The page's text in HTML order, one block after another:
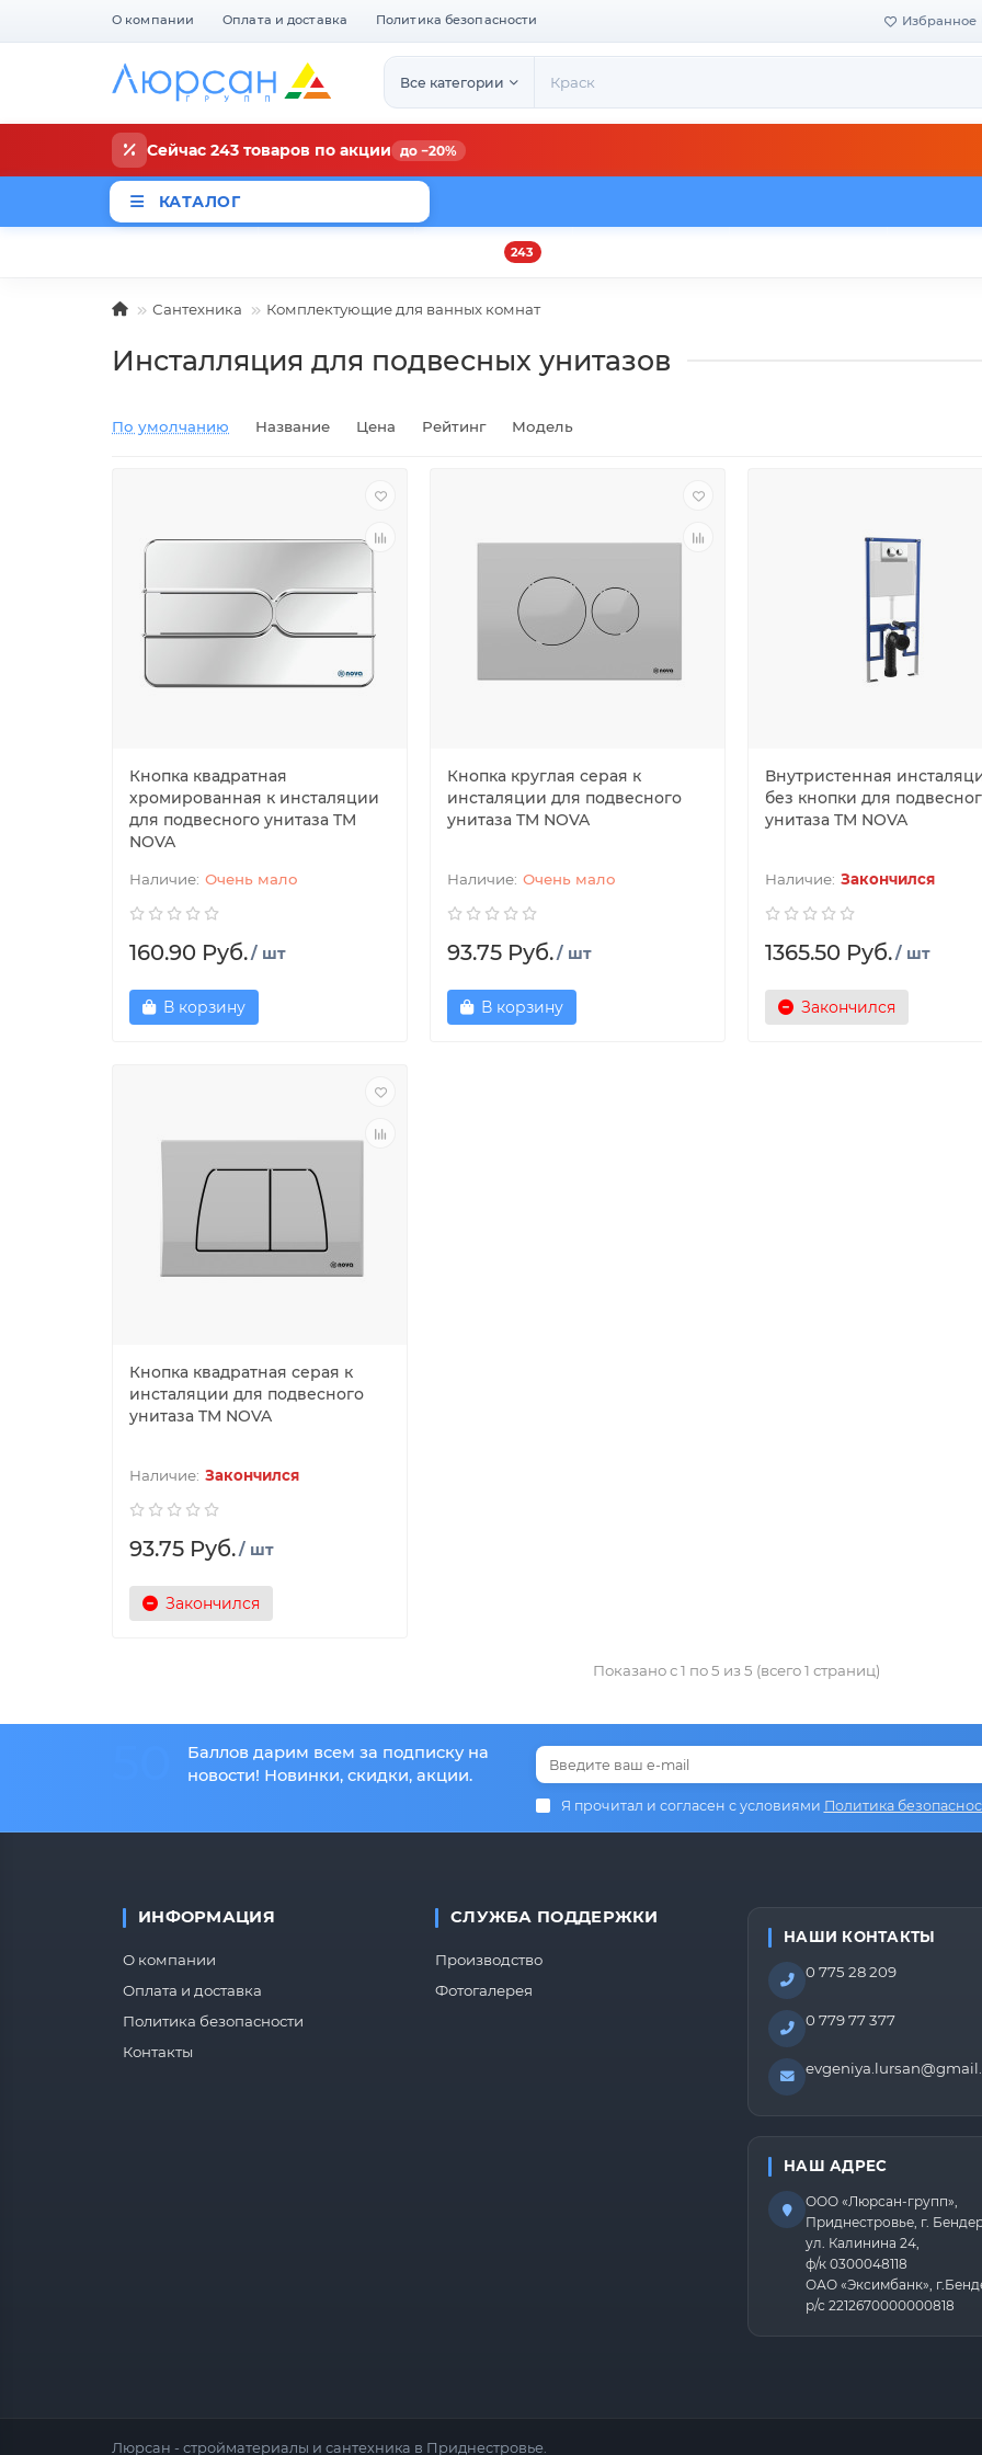
О компании Оплата и доставка Политика безопасности Избранное
Все категории
Сейчас 243 товаров по акции до −20%
КАТАЛОГ
243
Сантехника Комплектующие для ванных комнат
Инсталляция для подвесных унитазов
По умолчанию Название Цена Рейтинг Модель
Кнопка квадратная
хромированная к инсталяции
для подвесного унитаза TM
NOVA
Очень мало
160.90 Руб./ шт
В корзину
Кнопка круглая серая к
инсталяции для подвесного
унитаза TM NOVA
Очень мало
93.75 Руб./ шт
В корзину
Внутристенная
без кнопки для
унитаза TM NOVA
Закончился
1365.50 Руб./ шт
Закончился
Кнопка квадратная серая к
инсталяции для подвесного
унитаза TM NOVA
Закончился
93.75 Руб./ шт
Закончился
Показано с 1 по 5 из 5 (всего 1 страниц)
Баллов дарим всем за подписку на
новости! Новинки, скидки, акции.
Я прочитал и согласен с условиями Политика
ИНФОРМАЦИЯ
О компании
Оплата и доставка
Политика безопасности
Контакты
СЛУЖБА ПОДДЕРЖКИ
Производство
Фотогалерея
НАШИ КОНТАКТЫ
0 775 28 209
0 779 77 377
НАШ АДРЕС
ООО «Люрсан-групп»,
Приднестровье, г.
ул. Калинина 24,
ф/к 0300048118
ОАО «Эксимбанк»,
р/с 2212670000000818
Люрсан - стройматериалы и сантехника в Приднестровье.